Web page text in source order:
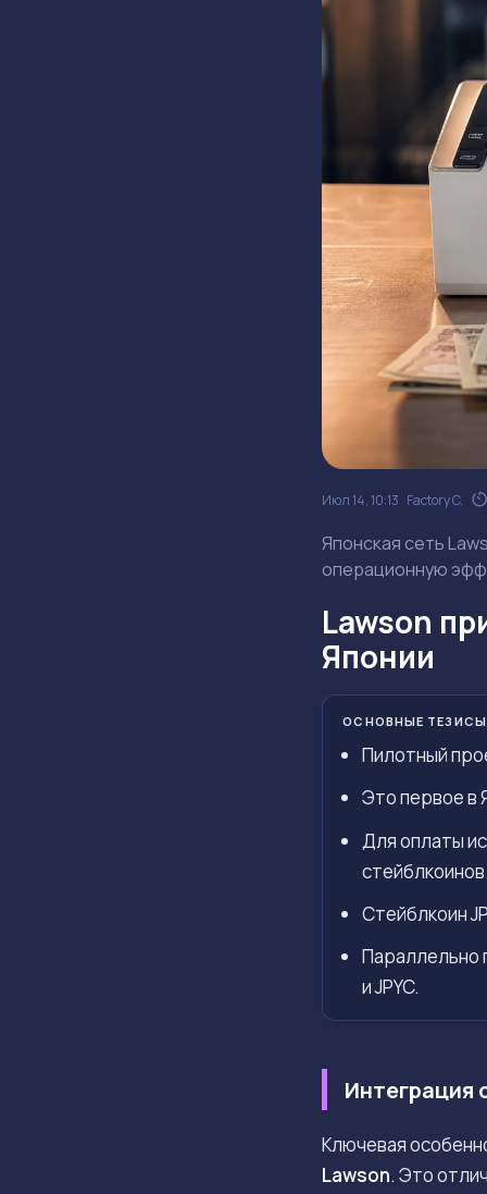
Июл 14, 10:13 Factory C.
Японская сеть
операционную
Lawson
Японии
ОСНОВНЫЕ ТЕЗИСЫ
Пилотный
Это первое в
Для оплаты
Стейблкоин
Параллельно
и JPYC.
Интеграция
Ключевая
Lawson. Это